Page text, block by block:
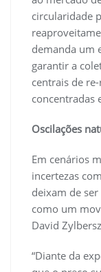
circularidade
demanda um
garantir a
centrais de
concentradas
Oscilações
Em cenários
incertezas
deixam de
como um
David
“Diante da